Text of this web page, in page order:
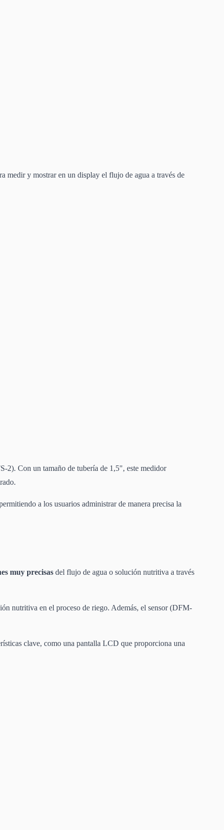
medir y mostrar en un display el flujo de agua a través de
2). Con un tamaño de tubería de 1,5", este medidor
a los usuarios administrar de manera precisa la
muy precisas del flujo de agua o solución nutritiva a través
nutritiva en el proceso de riego. Además, el sensor (DFM-
clave, como una pantalla LCD que proporciona una